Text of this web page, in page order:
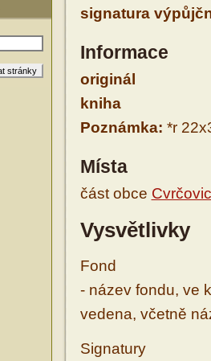
signatura
Informace
originál
kniha
Poznámka: *r
Místa
část obce
Vysvětlivky
Fond
- název fondu, ve
vedena, včetně
Signatury